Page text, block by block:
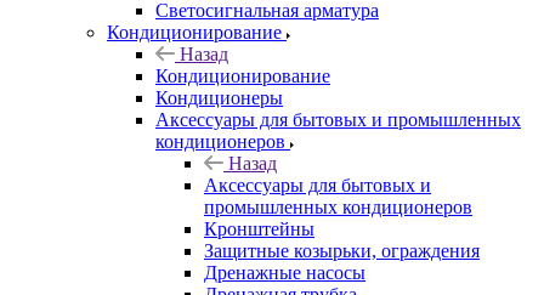
Светосигнальная арматура
Кондиционирование
Назад
Кондиционирование
Кондиционеры
Аксессуары для бытовых и промышленных
кондиционеров
Назад
Аксессуары для бытовых и
промышленных кондиционеров
Кронштейны
Защитные козырьки, ограждения
Дренажные насосы